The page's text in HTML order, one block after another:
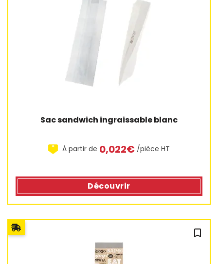
Sac sandwich ingraissable blanc
À partir de 0,022€ /pièce HT
Découvrir
bookmark_outline